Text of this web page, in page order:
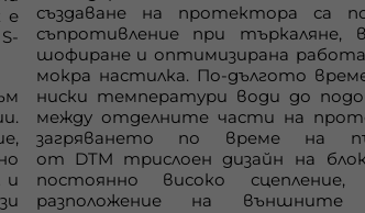
е
S-
и
създаване на протектора са
съпротивление при търкаляне,
шофиране и оптимизирана
мокра настилка. По-дългото
ниски температури води до
между отделните части на
загряването по време на
от DTM трислоен дизайн на
постоянно високо
разположение на външните